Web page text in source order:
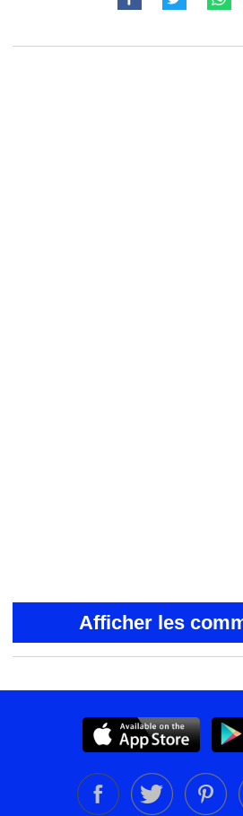
Afficher les